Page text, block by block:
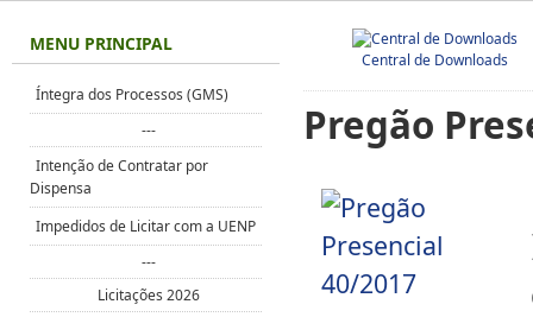
Central de Downloads
Pregão
MENU PRINCIPAL
Íntegra dos Processos (GMS)
---
Intenção de Contratar por
Dispensa
Impedidos de Licitar com a UENP
---
Licitações 2026